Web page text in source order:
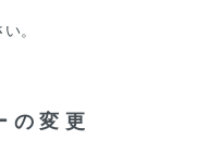
。
の変更